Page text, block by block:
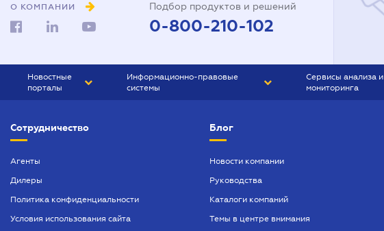
О КОМПАНИИ Подбор продуктов и решений
0-800-210-102
Новостные
порталы
БИЗНЕС
Информационно-правовые
системы
БУХГАЛТЕР ПРОФ
ЮРИСТ ПРОФ
Сервисы анализа и
мониторинга
Сотрудничество
Агенты
Дилеры
Политика конфиденциальности
Условия использования сайта
Блог
Новости компании
Руководства
Каталоги компаний
Темы в центре внимания